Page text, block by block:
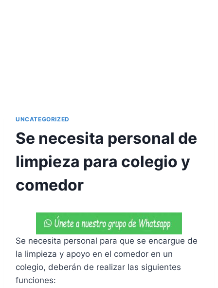
UNCATEGORIZED
Se necesita personal de
limpieza para colegio y
comedor
Se necesita personal para que se encargue de
la limpieza y apoyo en el comedor en un
colegio, deberán de realizar las siguientes
funciones: